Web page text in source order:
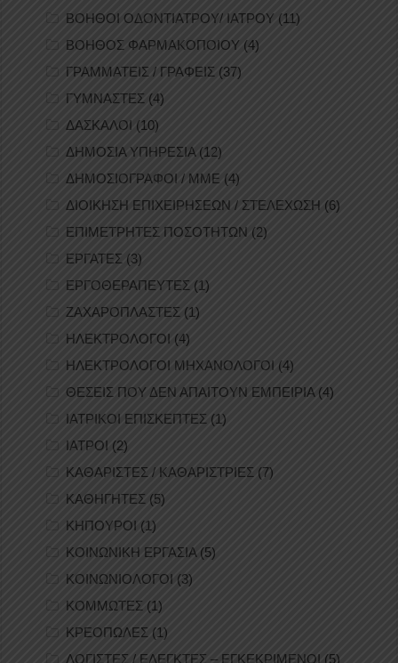
ΒΟΗΘΟΙ ΟΔΟΝΤΙΑΤΡΟΥ/ ΙΑΤΡΟΥ (11)
ΒΟΗΘΟΣ ΦΑΡΜΑΚΟΠΟΙΟΥ (4)
ΓΡΑΜΜΑΤΕΙΣ / ΓΡΑΦΕΙΣ (37)
ΓΥΜΝΑΣΤΕΣ (4)
ΔΑΣΚΑΛΟΙ (10)
ΔΗΜΟΣΙΑ ΥΠΗΡΕΣΙΑ(12)
ΔΗΜΟΣΙΟΓΡΑΦΟΙ / ΜΜΕ (4)
ΔΙΟΙΚΗΣΗ ΕΠΙΧΕΙΡΗΣΕΩΝ / ΣΤΕΛΕΧΩΣΗ (6)
ΕΠΙΜΕΤΡΗΤΕΣ ΠΟΣΟΤΗΤΩΝ (2)
ΕΡΓΑΤΕΣ (3)
ΕΡΓΟΘΕΡΑΠΕΥΤΕΣ (1)
ΖΑΧΑΡΟΠΛΑΣΤΕΣ (1)
ΗΛΕΚΤΡΟΛΟΓΟΙ (4)
ΗΛΕΚΤΡΟΛΟΓΟΙ ΜΗΧΑΝΟΛΟΓΟΙ (4)
ΘΕΣΕΙΣ ΠΟΥ ΔΕΝ ΑΠΑΙΤΟΥΝ ΕΜΠΕΙΡΙΑ(4)
ΙΑΤΡΙΚΟΙ ΕΠΙΣΚΕΠΤΕΣ (1)
ΙΑΤΡΟΙ (2)
ΚΑΘΑΡΙΣΤΕΣ / ΚΑΘΑΡΙΣΤΡΙΕΣ (7)
ΚΑΘΗΓΗΤΕΣ (5)
ΚΗΠΟΥΡΟΙ (1)
ΚΟΙΝΩΝΙΚΗ ΕΡΓΑΣΙΑ(5)
ΚΟΙΝΩΝΙΟΛΟΓΟΙ (3)
ΚΟΜΜΩΤΕΣ (1)
ΚΡΕΟΠΩΛΕΣ (1)
ΛΟΓΙΣΤΕΣ / ΕΛΕΓΚΤΕΣ – ΕΓΚΕΚΡΙΜΕΝΟΙ (5)